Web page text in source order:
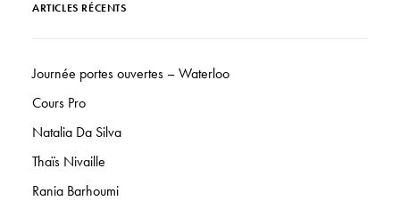
ARTICLES RÉCENTS
Journée portes ouvertes – Waterloo
Cours Pro
Natalia Da Silva
Thaïs Nivaille
Rania Barhoumi